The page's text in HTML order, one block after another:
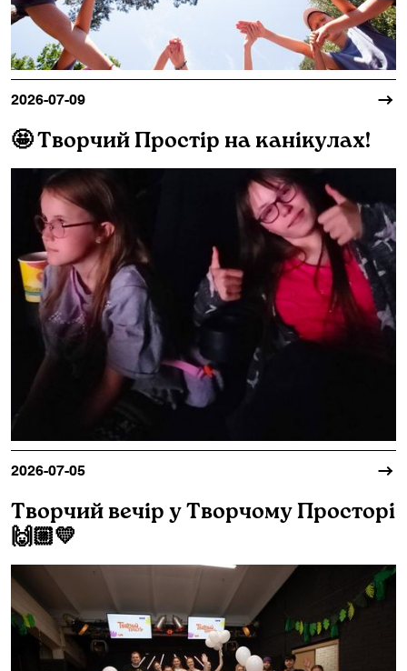
2026-07-09
🤩 Творчий Простір на канікулах!
2026-07-05
Творчий вечір у Творчому Просторі
🙌🏼💛